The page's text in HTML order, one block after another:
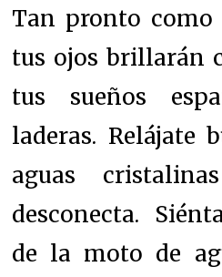
Tan pronto
tus ojos brillarán
tus sueños
laderas. Relájate
aguas
desconecta.
de la moto de